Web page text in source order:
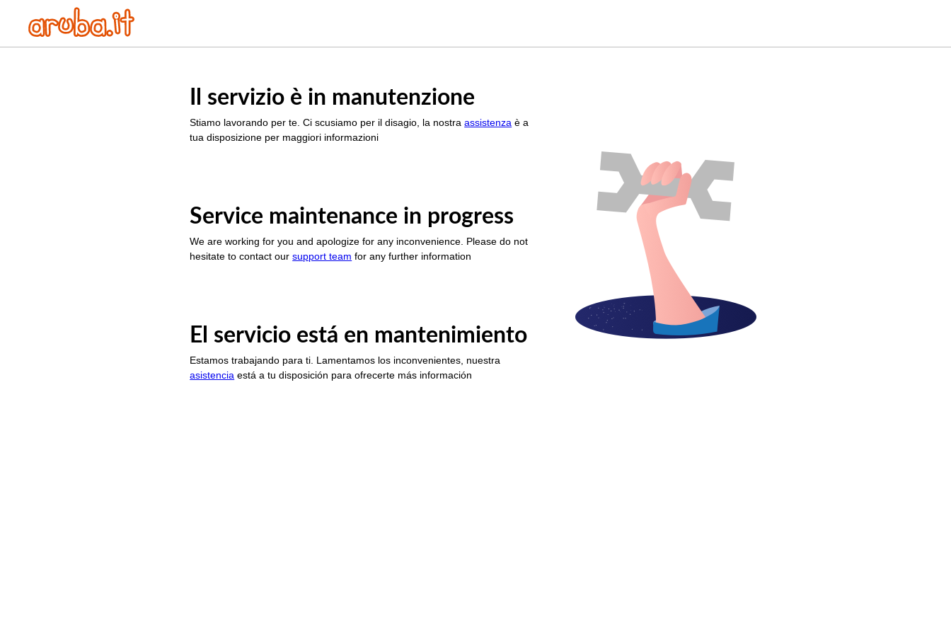
Il servizio è in manutenzione
Stiamo lavorando per te. Ci scusiamo per il disagio, la nostraassistenza è a
tua disposizione per maggiori informazioni
Service maintenance in progress
We are working for you and apologize for any inconvenience. Please do not
hesitate to contact oursupport team for any further information
El servicio está en mantenimiento
Estamos trabajando para ti. Lamentamos los inconvenientes, nuestra
asistencia está a tu disposición para ofrecerte más información